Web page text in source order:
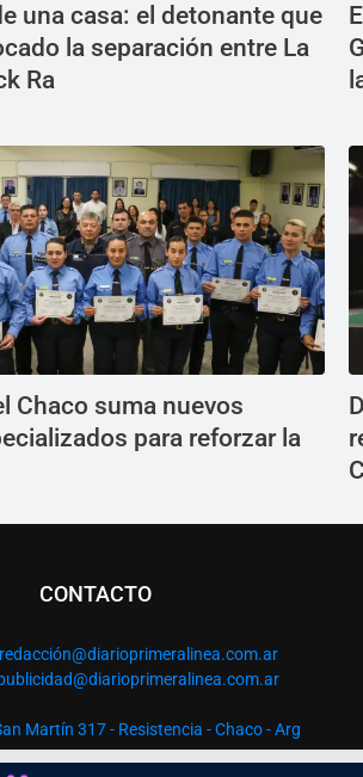
una casa: el detonante que
la separación entre La
Ra
Chaco suma nuevos
para reforzar la
CONTACTO
redacción@diarioprimeralinea.com.ar
Martín 317 - Resistencia - Chaco - Arg